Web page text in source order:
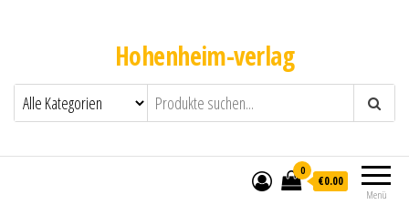
Hohenheim-verlag
Menü
0
€0.00